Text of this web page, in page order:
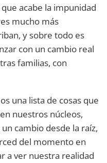
acabe la impunidad
mucho más
y sobre todo es
con un cambio real
familias, con
una lista de cosas que
nuestros núcleos,
cambio desde la raíz,
del momento en
a ver nuestra realidad